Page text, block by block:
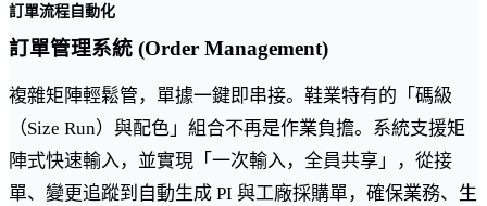
訂單流程自動化
訂單管理系統 (Order Management)
複雜矩陣輕鬆管，單據一鍵即串接。鞋業特有的「碼級
（Size Run）與配色」組合不再是作業負擔。系統支援矩
陣式快速輸入，並實現「一次輸入，全員共享」，從接
單、變更追蹤到自動生成 PI 與工廠採購單，確保業務、生